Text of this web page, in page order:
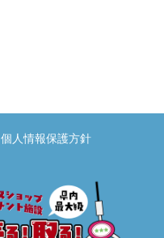
個人情報保護方針